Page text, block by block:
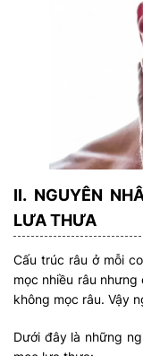
II. NGUYÊN
LƯA THƯA
Cấu trúc râu ở mỗi
mọc nhiều râu
không mọc râu. Vậy
Dưới đây là những